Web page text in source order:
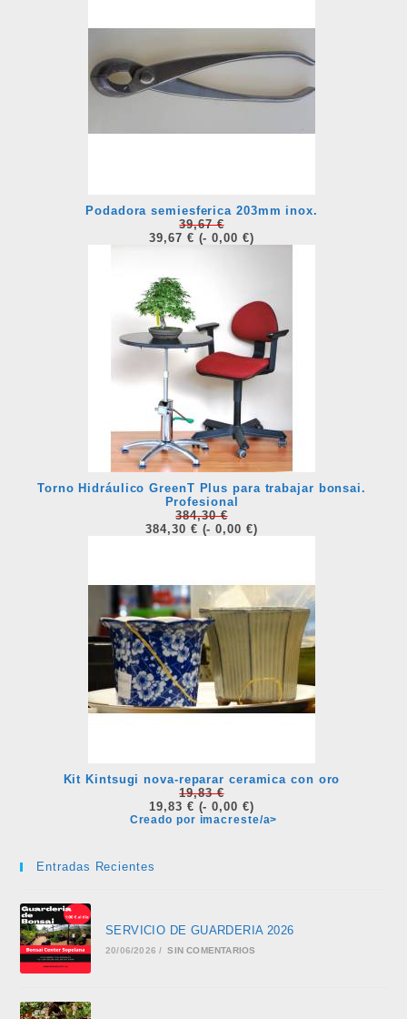
Podadora semiesferica 203mm inox.
39,67 €
39,67 € (- 0,00 €)
Torno Hidráulico GreenT Plus para trabajar bonsai.
Profesional
384,30 €
384,30 € (- 0,00 €)
Kit Kintsugi nova-reparar ceramica con oro
19,83 €
19,83 € (- 0,00 €)
Creado por imacreste/a>
Entradas Recientes
SERVICIO DE GUARDERIA 2026
20/06/2026 / SIN COMENTARIOS